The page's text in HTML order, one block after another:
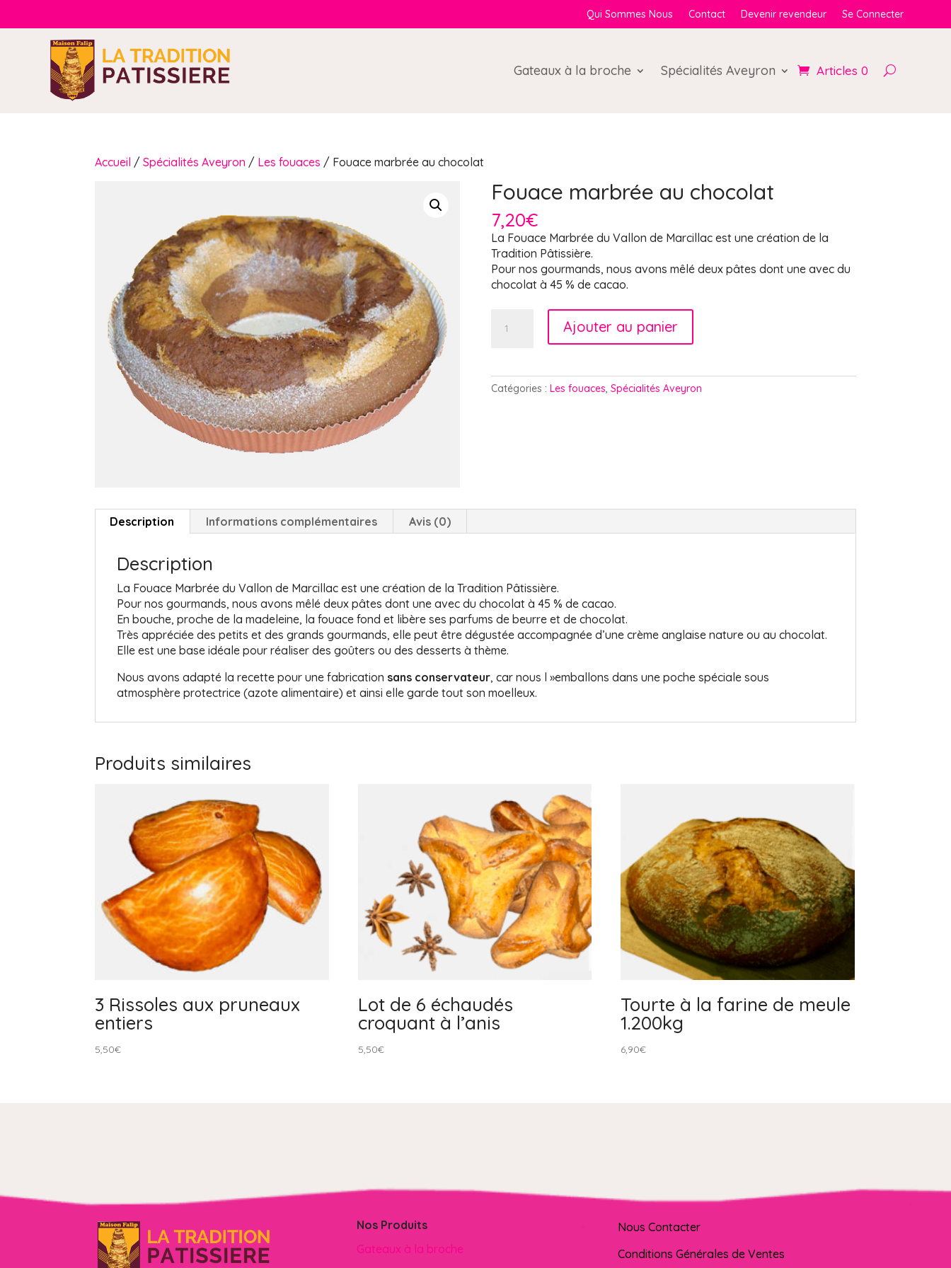
Qui Sommes Nous Contact Devenir revendeur Se Connecter
Gateaux à la broche Spécialités Aveyron Articles 0
Accueil /Spécialités Aveyron / Les fouaces / Fouace marbrée au chocolat
Fouace marbrée au chocolat
7,20€
La Fouace Marbrée du Vallon de Marcillac est une création de la
Tradition Pâtissière.
Pour nos gourmands, nous avons mêlé deux pâtes dont une avec du
chocolat à 45 % de cacao.
au
chocolat
Ajouter au panier
Catégories : Les fouaces, Spécialités Aveyron
Description Informations complémentaires Avis (0)
Description
La Fouace Marbrée du Vallon de Marcillac est une création de la Tradition Pâtissière.
Pour nos gourmands, nous avons mêlé deux pâtes dont une avec du chocolat à 45 % de cacao.
En bouche, proche de la madeleine, la fouace fond et libère ses parfums de beurre et de chocolat.
Très appréciée des petits et des grands gourmands, elle peut être dégustée accompagnée d’une crème anglaise nature ou au chocolat.
Elle est une base idéale pour réaliser des goûters ou des desserts à thème.
Nous avons adapté la recette pour une fabrication sans conservateur, car nous l »emballons dans une poche spéciale sous
atmosphère protectrice (azote alimentaire) et ainsi elle garde tout son moelleux.
Produits similaires
3 Rissoles aux pruneaux
entiers
5,50€
Lot de 6 échaudés
croquant à l’anis
5,50€
Tourte à la farine de meule
1.200kg
6,90€
Nos Produits
Gateaux à la broche
Nous Contacter
Conditions Générales de Ventes